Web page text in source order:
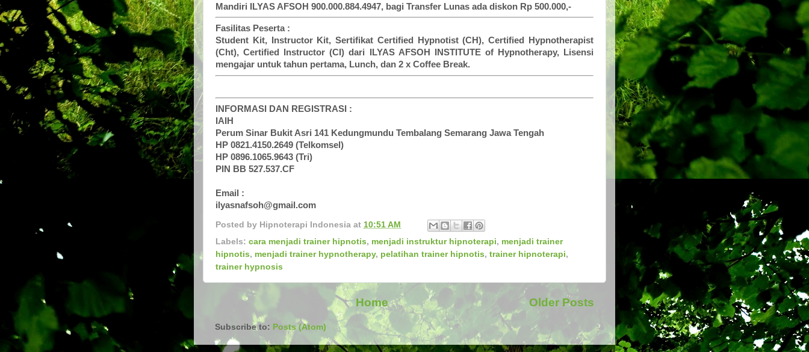
Mandiri ILYAS AFSOH 900.000.884.4947, bagi Transfer Lunas ada diskon Rp 500.000,-
Fasilitas Peserta :
Student Kit, Instructor Kit, Sertifikat Certified Hypnotist (CH), Certified Hypnotherapist
(Cht), Certified Instructor (CI) dari ILYAS AFSOH INSTITUTE of Hypnotherapy, Lisensi
mengajar untuk tahun pertama, Lunch, dan 2 x Coffee Break.
INFORMASI DAN REGISTRASI :
IAIH
Perum Sinar Bukit Asri 141 Kedungmundu Tembalang Semarang Jawa Tengah
HP 0821.4150.2649 (Telkomsel)
HP 0896.1065.9643 (Tri)
PIN BB 527.537.CF
Email :
ilyasnafsoh@gmail.com
Posted by Hipnoterapi Indonesia at 10:51 AM
Labels: cara menjadi trainer hipnotis, menjadi instruktur hipnoterapi, menjadi trainer
hipnotis, menjadi trainer hypnotherapy, pelatihan trainer hipnotis, trainer hipnoterapi,
trainer hypnosis
Older Posts
Home
Subscribe to: Posts (Atom)